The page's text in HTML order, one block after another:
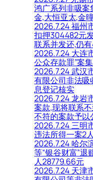
鸿广系列非吸
金,大恒亚太,金
2026.7.24 福州
扣押304482元
联系并发还,仍
2026.7.24 大连
公众存款罪”案
2026.7.24 武汉
有限公司非法吸
息登记核实
2026.7.24 龙岩
案款,现将联系
不符的案款予
2026.7.24 三明
违法所得一案2
2026.7.24 哈尔
等“银谷财富”退
人28779.66元
2026.7.24 天津